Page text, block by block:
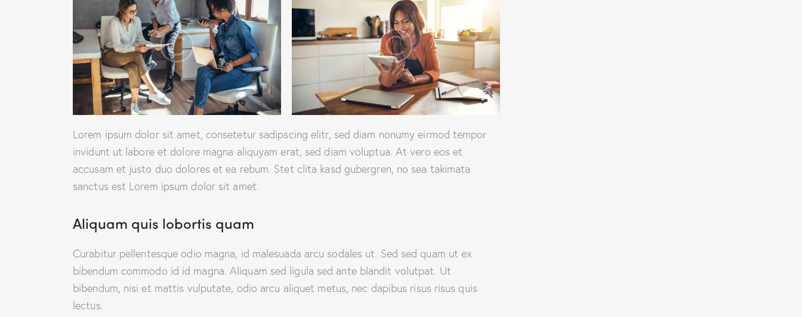
Lorem ipsum dolor sit amet, consetetur sadipscing elitr, sed diam nonumy eirmod tempor
invidunt ut labore et dolore magna aliquyam erat, sed diam voluptua. At vero eos et
accusam et justo duo dolores et ea rebum. Stet clita kasd gubergren, no sea takimata
sanctus est Lorem ipsum dolor sit amet.
Aliquam quis lobortis quam
Curabitur pellentesque odio magna, id malesuada arcu sodales ut. Sed sed quam ut ex
bibendum commodo id id magna. Aliquam sed ligula sed ante blandit volutpat. Ut
bibendum, nisi et mattis vulputate, odio arcu aliquet metus, nec dapibus risus risus quis
lectus.